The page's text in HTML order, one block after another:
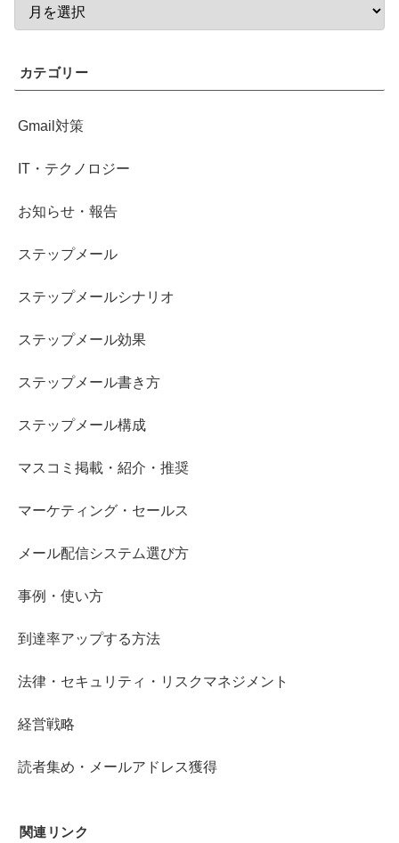
カテゴリー
Gmail対策
IT・テクノロジー
お知らせ・報告
ステップメール
ステップメールシナリオ
ステップメール効果
ステップメール書き方
ステップメール構成
マスコミ掲載・紹介・推奨
マーケティング・セールス
メール配信システム選び方
事例・使い方
到達率アップする方法
法律・セキュリティ・リスクマネジメント
経営戦略
読者集め・メールアドレス獲得
関連リンク